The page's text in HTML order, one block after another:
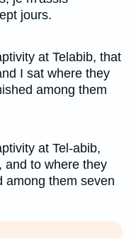
jours.
at Telabib, that
I sat where they
among them
at Tel-abib,
and to where they
among them seven